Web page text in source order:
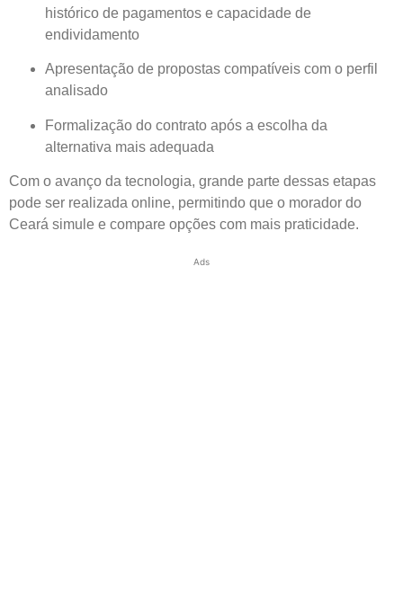
histórico de pagamentos e capacidade de
endividamento
Apresentação de propostas compatíveis com o perfil
analisado
Formalização do contrato após a escolha da
alternativa mais adequada
Com o avanço da tecnologia, grande parte dessas etapas
pode ser realizada online, permitindo que o morador do
Ceará simule e compare opções com mais praticidade.
Ads